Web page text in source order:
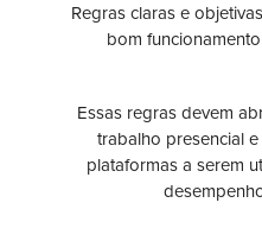
Regras claras e
bom
Essas regras devem
trabalho presencial
plataformas a serem